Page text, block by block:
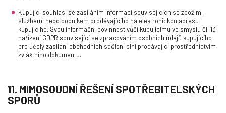
Kupující souhlasí se zasíláním informací souvisejících se zbožím,
službami nebo podnikem prodávajícího na elektronickou adresu
kupujícího. Svou informační povinnost vůči kupujícímu ve smyslu čl. 13
nařízení GDPR související se zpracováním osobních údajů kupujícího
pro účely zasílání obchodních sdělení plní prodávající prostřednictvím
zvláštního dokumentu.
11. MIMOSOUDNÍ ŘEŠENÍ SPOTŘEBITELSKÝCH
SPORŮ